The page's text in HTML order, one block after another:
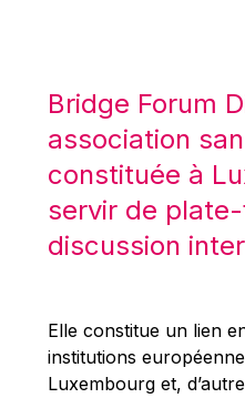
Mario Centeno
Mario Monti
Maroš
Martin Bailey
Martine
Michael
Michel Goedert
Bridge Forum
association
constituée à
servir de
discussion
Elle constitue un lien
institutions
Luxembourg et,